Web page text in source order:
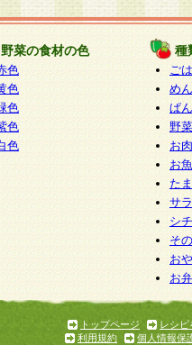
企業を選定して委託を行
ます。
示等および問い合わせ窓口
、当社が本件により取得
開示・内容の訂正・追加
への提供の禁止（以下、
ます。
以下になります。
報お客様相談窓口 paku-
は任意ですが、個人情報
には、当社のサービスの
への対応ができない場合
野菜の食材の色
色
色
色
色
色
種
ご
めん
ぱん
野
お
お
た
サ
シ
そ
お
お
トップページ
レシピ
利用規約
個人情報保